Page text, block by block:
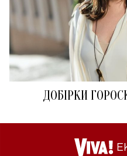
ДОБІРКИ